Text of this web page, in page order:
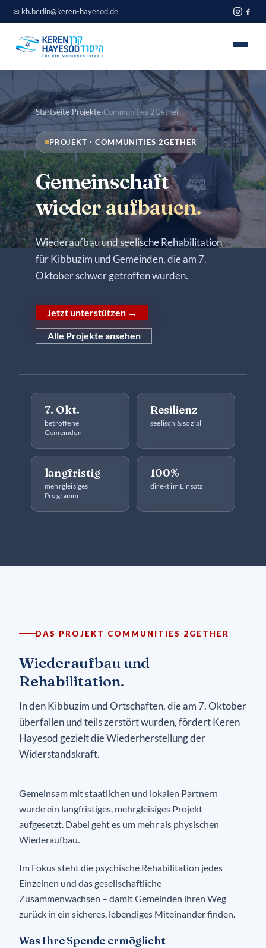
Zum
Inhalt
springen
✉ kh.berlin@keren-hayesod.de
Projekte
Über uns
Spendeninfo
Journal
Blog
Kontakt
♥ Jetzt spenden
Startseite›Projekte›Communities 2Gether
PROJEKT · COMMUNITIES 2GETHER
Gemeinschaft
wieder aufbauen.
Wiederaufbau und seelische Rehabilitation
für Kibbuzim und Gemeinden, die am 7.
Oktober schwer getroffen wurden.
Jetzt unterstützen →
Alle Projekte ansehen
7. Okt.
betroffene
Gemeinden
Resilienz
seelisch & sozial
langfristig
mehrgleisiges
Programm
100%
direkt im Einsatz
DAS PROJEKT COMMUNITIES 2GETHER
Wiederaufbau und
Rehabilitation.
In den Kibbuzim und Ortschaften, die am 7. Oktober
überfallen und teils zerstört wurden, fördert Keren
Hayesod gezielt die Wiederherstellung der
Widerstandskraft.
Gemeinsam mit staatlichen und lokalen Partnern
wurde ein langfristiges, mehrgleisiges Projekt
aufgesetzt. Dabei geht es um mehr als physischen
Wiederaufbau.
Im Fokus steht die psychische Rehabilitation jedes
Einzelnen und das gesellschaftliche
Zusammenwachsen – damit Gemeinden ihren Weg
zurück in ein sicheres, lebendiges Miteinander finden.
Was Ihre Spende ermöglicht